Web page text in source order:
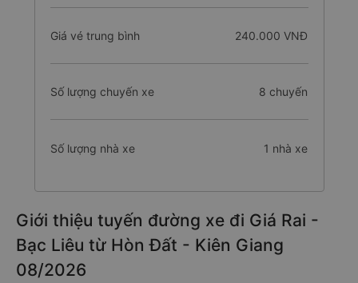
Giá vé trung bình 240.000 VNĐ
Số lượng chuyến xe 8 chuyến
Số lượng nhà xe 1 nhà xe
Giới thiệu tuyến đường xe đi Giá Rai -
Bạc Liêu từ Hòn Đất - Kiên Giang
08/2026